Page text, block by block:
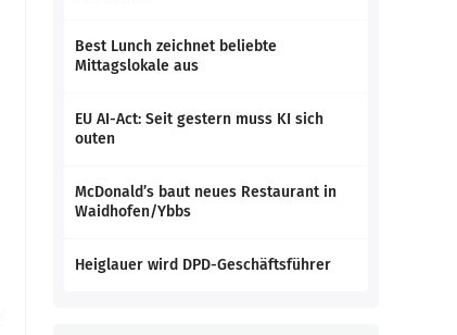
Best Lunch zeichnet beliebte
Mittagslokale aus
EU AI-Act: Seit gestern muss KI sich
outen
McDonald’s baut neues Restaurant in
Waidhofen/Ybbs
Heiglauer wird DPD-Geschäftsführer